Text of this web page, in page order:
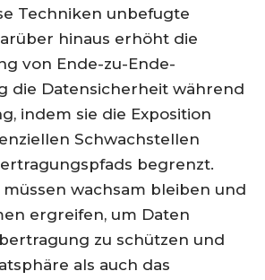
Techniken unbefugte
hinaus erhöht die
von Ende-zu-Ende-
die Datensicherheit während
indem sie die Exposition
Schwachstellen
begrenzt.
wachsam bleiben und
ergreifen, um Daten
zu schützen und
als auch das